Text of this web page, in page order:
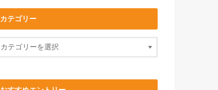
カテゴリー